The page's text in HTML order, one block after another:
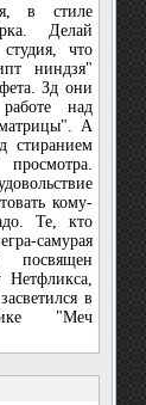
в стиле
Делай
что
ниндзя"
Зд они
над
А
стиранием
кому-
Те, кто
самурая
в
"Меч